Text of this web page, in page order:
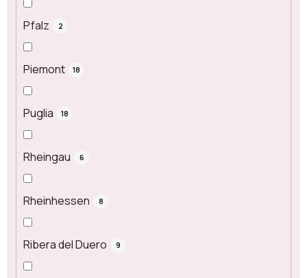
Pfalz 2
Piemont 18
Puglia 18
Rheingau 6
Rheinhessen 8
Ribera del Duero 9